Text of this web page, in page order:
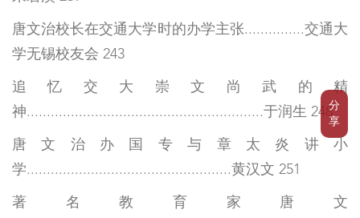
分
享
唐文治校长在交通大学时的办学主张...............交通大
学无锡校友会 243
追忆交大崇文尚武的精
神...........................................................于润生 248
唐文治办国专与章太炎讲小
学...................................................黄汉文 251
著名教育家唐文